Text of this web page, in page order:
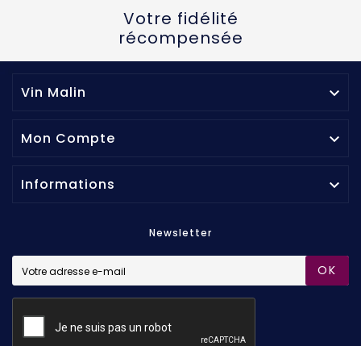
Votre fidélité
récompensée
Vin Malin 
Mon Compte 
Informations 
Newsletter
OK